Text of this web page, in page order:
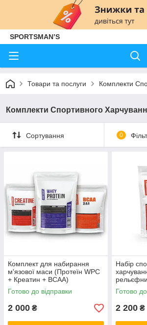
SPORTSMAN’S
Товари та послуги Комплекти
Комплекти Спортивного
Сортування 0
Комплект для набирання
м'язової маси (Протеїн WPC
+ Креатин + BCAA)
Готово до відправки
2 000 ₴
Набір
Протеїн
L-
Готово
2 200 ₴